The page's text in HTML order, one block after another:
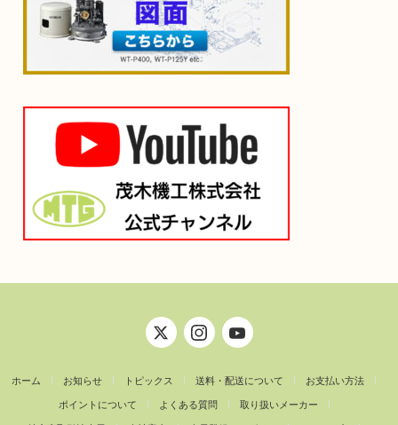
ホーム お知らせ トピックス 送料・配送について お支払い方法
ポイントについて よくある質問 取り扱いメーカー